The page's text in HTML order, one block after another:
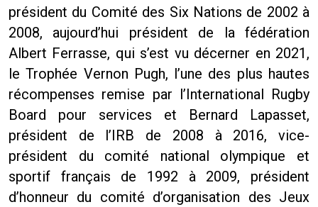
président du Comité des Six Nations de 2002 à
2008, aujourd’hui président de la fédération
Albert Ferrasse, qui s’est vu décerner en 2021,
le Trophée Vernon Pugh, l’une des plus hautes
récompenses remise par l’International Rugby
Board pour services et Bernard Lapasset,
président de l’IRB de 2008 à 2016, vice-
président du comité national olympique et
sportif français de 1992 à 2009, président
d’honneur du comité d’organisation des Jeux